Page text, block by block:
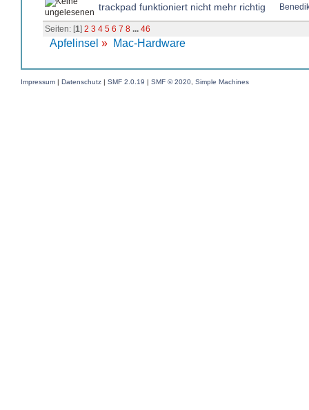
trackpad funktioniert nicht mehr richtig
Seiten: [1] 2 3 4 5 6 7 8 ... 46
Apfelinsel » Mac-Hardware
Impressum Datenschutz SMF 2.0.19 SMF © 2020, Simple Machines